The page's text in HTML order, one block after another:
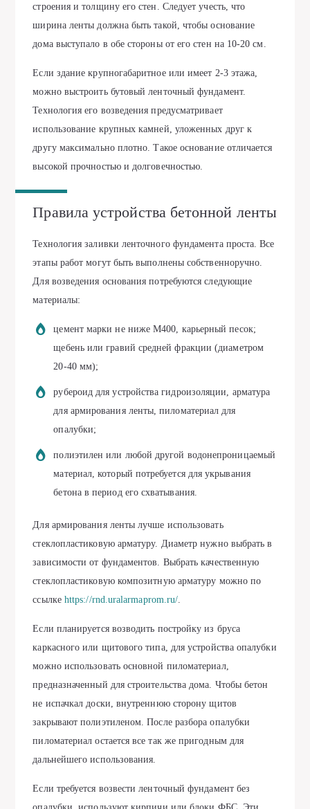
строения и толщину его стен. Следует учесть, что
ширина ленты должна быть такой, чтобы основание
дома выступало в обе стороны от его стен на 10-20 см.
Если здание крупногабаритное или имеет 2-3 этажа,
можно выстроить бутовый ленточный фундамент.
Технология его возведения предусматривает
использование крупных камней, уложенных друг к
другу максимально плотно. Такое основание отличается
высокой прочностью и долговечностью.
Правила устройства бетонной ленты
Технология заливки ленточного фундамента проста. Все
этапы работ могут быть выполнены собственноручно.
Для возведения основания потребуются следующие
материалы:
цемент марки не ниже М400, карьерный песок;
щебень или гравий средней фракции (диаметром
20-40 мм);
рубероид для устройства гидроизоляции, арматура
для армирования ленты, пиломатериал для
опалубки;
полиэтилен или любой другой водонепроницаемый
материал, который потребуется для укрывания
бетона в период его схватывания.
Для армирования ленты лучше использовать
стеклопластиковую арматуру. Диаметр нужно выбрать в
зависимости от фундаментов. Выбрать качественную
стеклопластиковую композитную арматуру можно по
ссылке https://rnd.uralarmaprom.ru/
Если планируется возводить постройку из бруса
каркасного или щитового типа, для устройства опалубки
можно использовать основной пиломатериал,
предназначенный для строительства дома. Чтобы бетон
не испачкал доски, внутреннюю сторону щитов
закрывают полиэтиленом. После разбора опалубки
пиломатериал остается все так же пригодным для
дальнейшего использования.
Если требуется возвести ленточный фундамент без